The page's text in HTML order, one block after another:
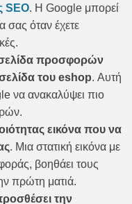
SEO. Η Google μπορεί
σας όταν έχετε
προσφορών
του eshop. Αυτή
να ανακαλύψει πιο
εικόνα που να
. Μια στατική εικόνα με
βοηθάει τους
πρώτη ματιά.
την